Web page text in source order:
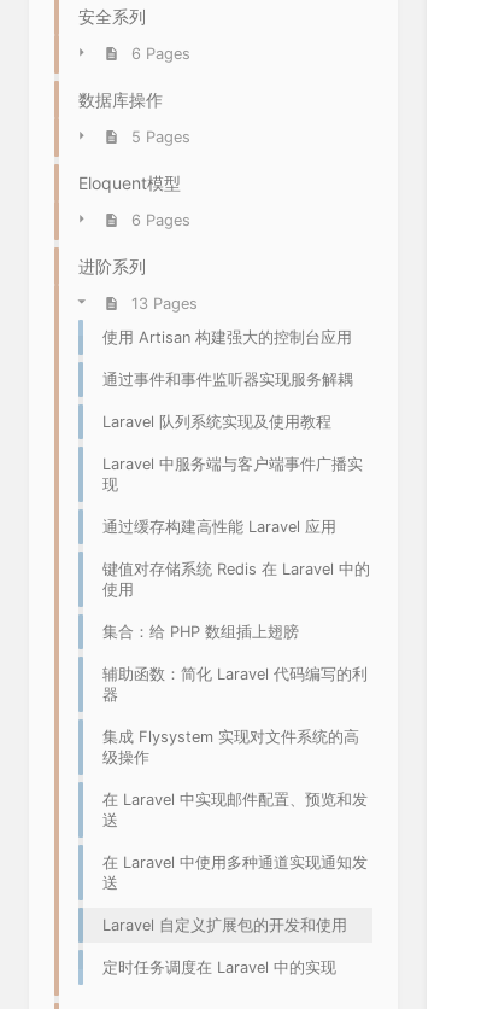
安全系列
6 Pages
数据库操作
5 Pages
Eloquent模型
6 Pages
进阶系列
13 Pages
使用 Artisan 构建强大的控制台应用
通过事件和事件监听器实现服务解耦
Laravel 队列系统实现及使用教程
Laravel 中服务端与客户端事件广播实
现
通过缓存构建高性能 Laravel 应用
键值对存储系统 Redis 在 Laravel 中的
使用
集合：给 PHP 数组插上翅膀
辅助函数：简化 Laravel 代码编写的利
器
集成 Flysystem 实现对文件系统的高
级操作
在 Laravel 中实现邮件配置、预览和发
送
在 Laravel 中使用多种通道实现通知发
送
Laravel 自定义扩展包的开发和使用
定时任务调度在 Laravel 中的实现